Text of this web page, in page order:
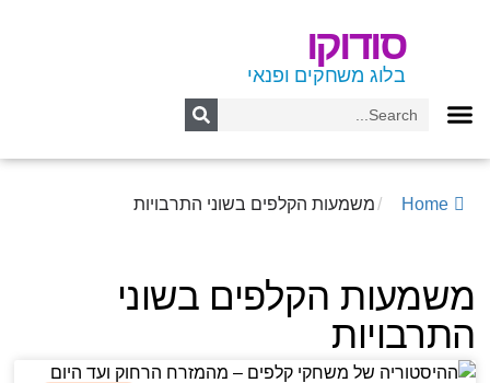
סודוקו
בלוג משחקים ופנאי
Home
/משמעות הקלפים בשוני התרבויות
משמעות הקלפים בשוני
התרבויות